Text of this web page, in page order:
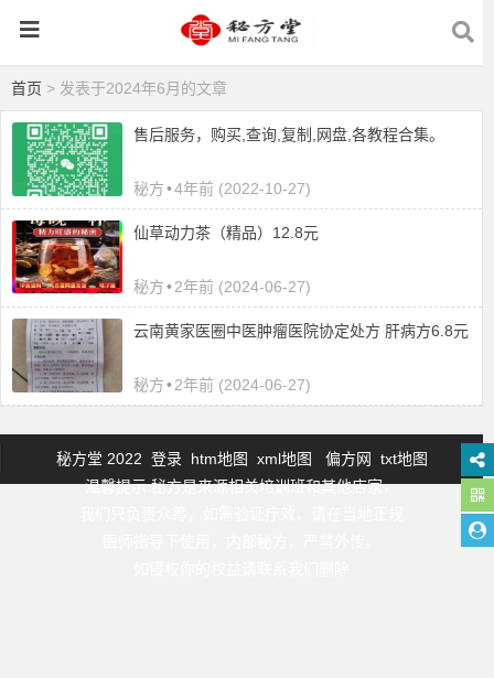
首页 > 发表于2024年6月的文章
售后服务，购买,查询,复制,网盘,各教程合集。
秘方•4年前 (2022-10-27)
仙草动力茶（精品）12.8元
秘方•2年前 (2024-06-27)
云南黄家医圈中医肿瘤医院协定处方 肝病方6.8元
秘方•2年前 (2024-06-27)
秘方堂 2022 登录 htm地图 xml地图 偏方网
txt地图
温馨提示:秘方是来源相关培训班和其他店家，